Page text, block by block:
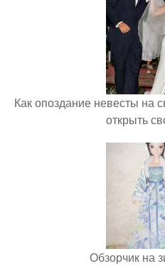
Как опоздание невесты на
открыть
Обзорчик на